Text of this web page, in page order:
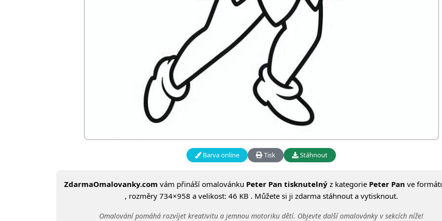
Barva online Tisk Stáhnout
ZdarmaOmalovanky.com vám přináší omalovánku Peter Pan tisknutelný z kategorie Peter Pan ve
, rozměry 734×958 a velikost: 46 KB . Můžete si ji zdarma stáhnout a vytisknout.
Omalování pomáhá rozvíjet kreativitu a jemnou motoriku dětí. Objevte další omalovánky v sekcích níže!